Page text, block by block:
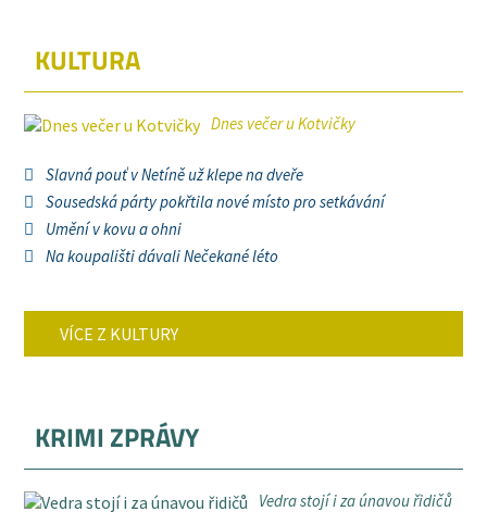
KULTURA
Dnes večer u Kotvičky
Slavná pouť v Netíně už klepe na dveře
Sousedská párty pokřtila nové místo pro setkávání
Umění v kovu a ohni
Na koupališti dávali Nečekané léto
VÍCE Z KULTURY
KRIMI ZPRÁVY
Vedra stojí i za únavou řidičů